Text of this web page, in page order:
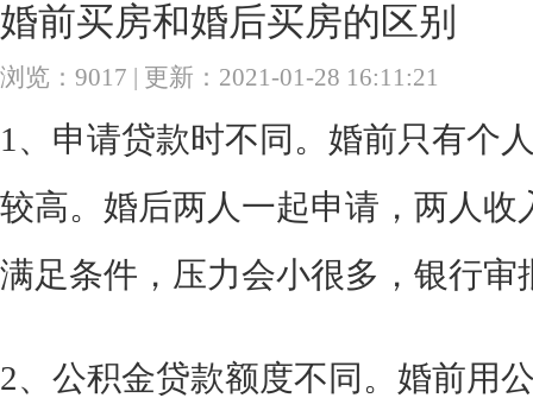
婚前买房和婚后买房的区别
浏览：9017 | 更新：2021-01-28 16:11:21
1、申请贷款时不同。婚前只有个
较高。婚后两人一起申请，两人收
满足条件，压力会小很多，银行审
2、公积金贷款额度不同。婚前用